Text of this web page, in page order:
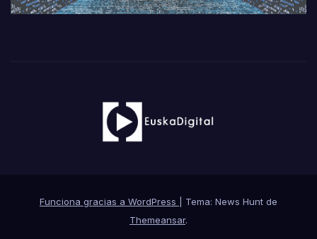
Funciona gracias a WordPress
Tema: News Hunt de
Themeansar.